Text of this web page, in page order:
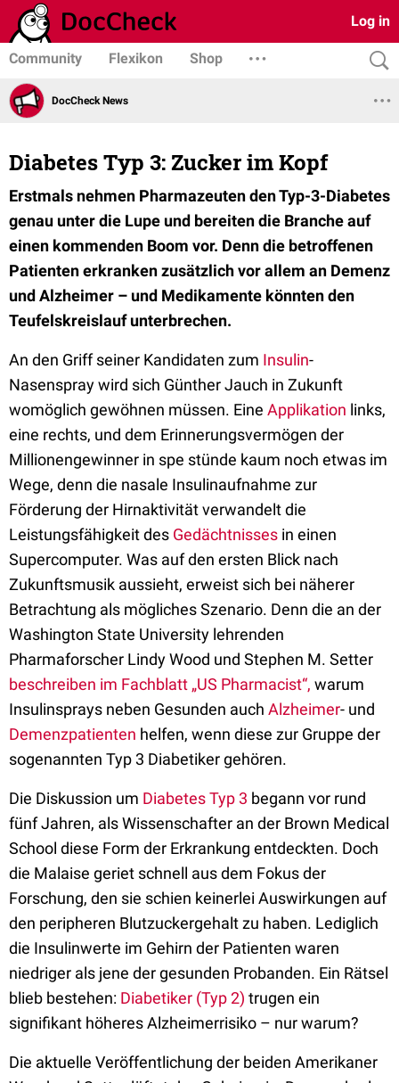
Log in
Community Flexikon Shop
DocCheck News
Diabetes Typ 3: Zucker im Kopf
Erstmals nehmen Pharmazeuten den Typ-3-Diabetes
genau unter die Lupe und bereiten die Branche auf
einen kommenden Boom vor. Denn die betroffenen
Patienten erkranken zusätzlich vor allem an Demenz
und Alzheimer – und Medikamente könnten den
Teufelskreislauf unterbrechen.
An den Griff seiner Kandidaten zum Insulin-
Nasenspray wird sich Günther Jauch in Zukunft
womöglich gewöhnen müssen. Eine Applikation links,
eine rechts, und dem Erinnerungsvermögen der
Millionengewinner in spe stünde kaum noch etwas im
Wege, denn die nasale Insulinaufnahme zur
Förderung der Hirnaktivität verwandelt die
Leistungsfähigkeit des Gedächtnisses in einen
Supercomputer. Was auf den ersten Blick nach
Zukunftsmusik aussieht, erweist sich bei näherer
Betrachtung als mögliches Szenario. Denn die an der
Washington State University lehrenden
Pharmaforscher Lindy Wood und Stephen M. Setter
beschreiben im Fachblatt „US Pharmacist“, warum
Insulinsprays neben Gesunden auch Alzheimer- und
Demenzpatienten helfen, wenn diese zur Gruppe der
sogenannten Typ 3 Diabetiker gehören.
Die Diskussion um Diabetes Typ 3 begann vor rund
fünf Jahren, als Wissenschafter an der Brown Medical
School diese Form der Erkrankung entdeckten. Doch
die Malaise geriet schnell aus dem Fokus der
Forschung, den sie schien keinerlei Auswirkungen auf
den peripheren Blutzuckergehalt zu haben. Lediglich
die Insulinwerte im Gehirn der Patienten waren
niedriger als jene der gesunden Probanden. Ein Rätsel
blieb bestehen: Diabetiker (Typ 2) trugen ein
signifikant höheres Alzheimerrisiko – nur warum?
Die aktuelle Veröffentlichung der beiden Amerikaner